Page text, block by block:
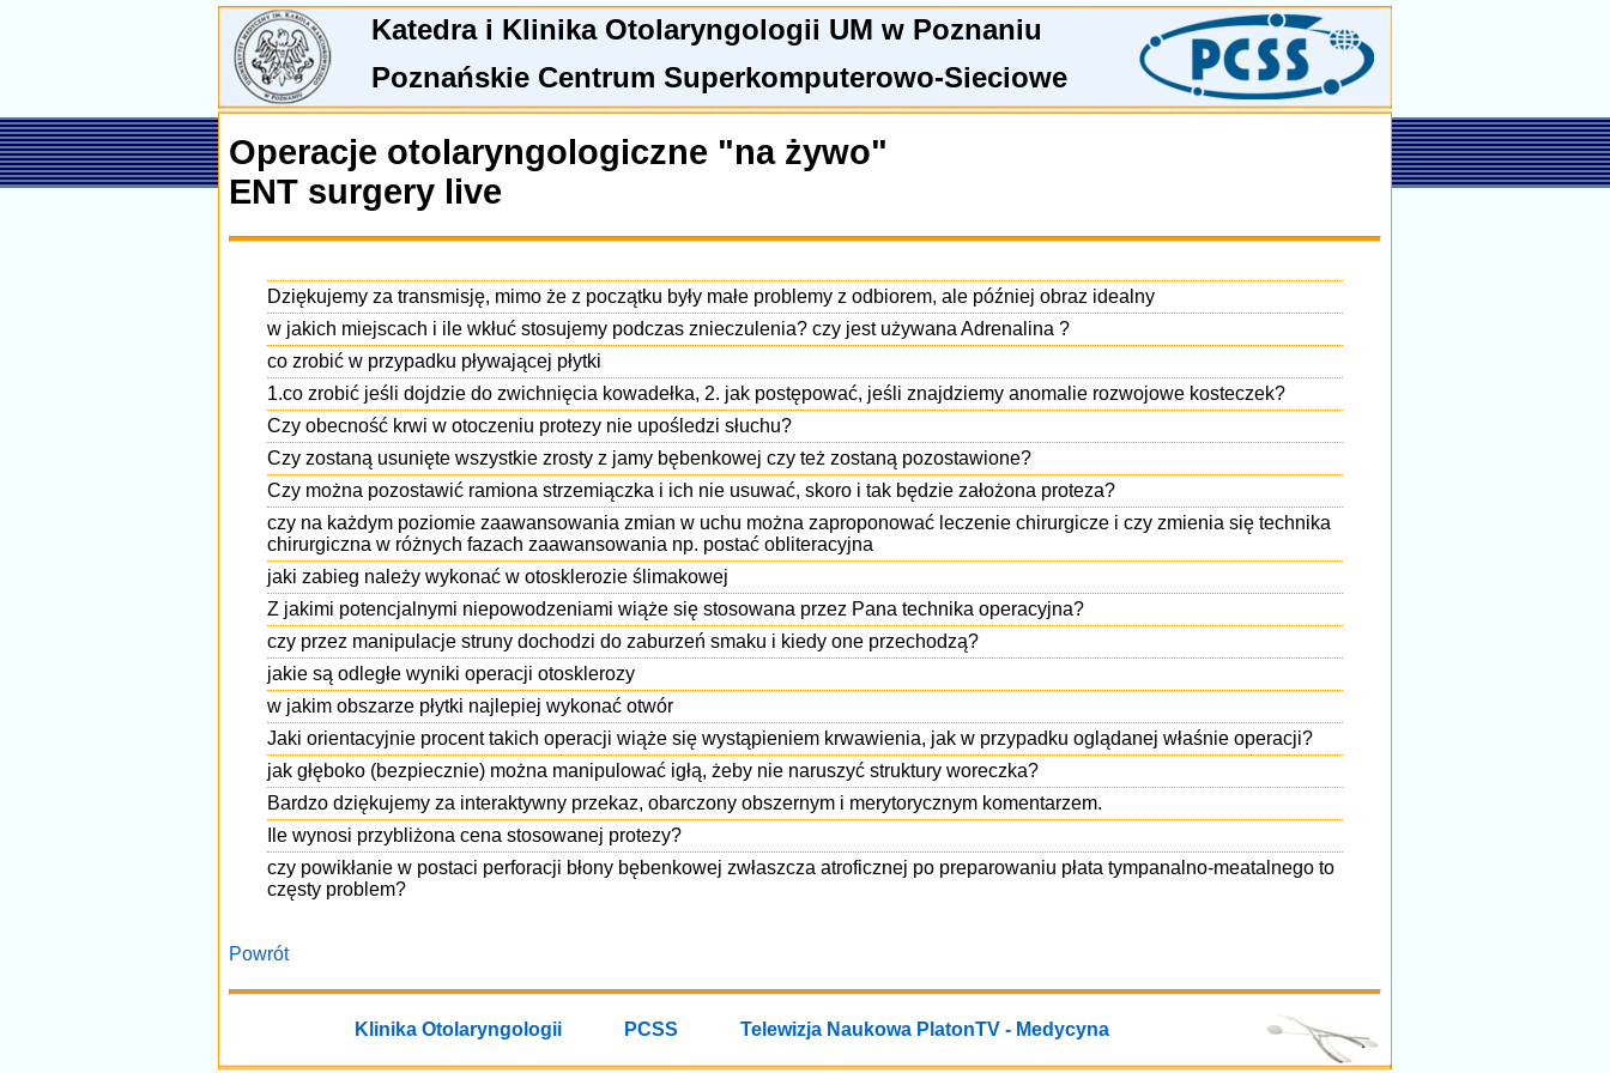
Katedra i Klinika Otolaryngologii UM w Poznaniu
Poznańskie Centrum Superkomputerowo-Sieciowe
Operacje otolaryngologiczne "na żywo"
ENT surgery live
Dziękujemy za transmisję, mimo że z początku były małe problemy z odbiorem, ale później obraz idealny
w jakich miejscach i ile wkłuć stosujemy podczas znieczulenia? czy jest używana Adrenalina ?
co zrobić w przypadku pływającej płytki
1.co zrobić jeśli dojdzie do zwichnięcia kowadełka, 2. jak postępować, jeśli znajdziemy anomalie rozwojowe kosteczek?
Czy obecność krwi w otoczeniu protezy nie upośledzi słuchu?
Czy zostaną usunięte wszystkie zrosty z jamy bębenkowej czy też zostaną pozostawione?
Czy można pozostawić ramiona strzemiączka i ich nie usuwać, skoro i tak będzie założona proteza?
czy na każdym poziomie zaawansowania zmian w uchu można zaproponować leczenie chirurgicze i czy zmienia się technika
chirurgiczna w różnych fazach zaawansowania np. postać obliteracyjna
jaki zabieg należy wykonać w otosklerozie ślimakowej
Z jakimi potencjalnymi niepowodzeniami wiąże się stosowana przez Pana technika operacyjna?
czy przez manipulacje struny dochodzi do zaburzeń smaku i kiedy one przechodzą?
jakie są odległe wyniki operacji otosklerozy
w jakim obszarze płytki najlepiej wykonać otwór
Jaki orientacyjnie procent takich operacji wiąże się wystąpieniem krwawienia, jak w przypadku oglądanej właśnie operacji?
jak głęboko (bezpiecznie) można manipulować igłą, żeby nie naruszyć struktury woreczka?
Bardzo dziękujemy za interaktywny przekaz, obarczony obszernym i merytorycznym komentarzem.
Ile wynosi przybliżona cena stosowanej protezy?
czy powikłanie w postaci perforacji błony bębenkowej zwłaszcza atroficznej po preparowaniu płata tympanalno-meatalnego to
częsty problem?
Powrót
Klinika Otolaryngologii PCSS Telewizja Naukowa PlatonTV - Medycyna